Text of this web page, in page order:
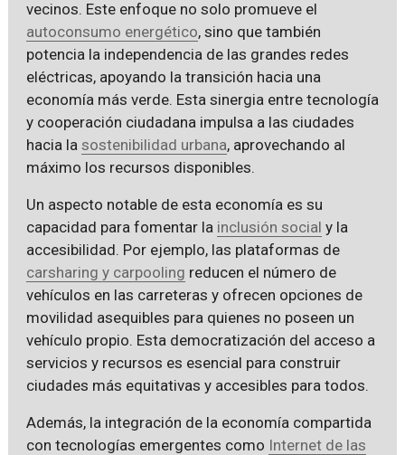
vecinos. Este enfoque no solo promueve el
autoconsumo energético, sino que también
potencia la independencia de las grandes redes
eléctricas, apoyando la transición hacia una
economía más verde. Esta sinergia entre tecnología
y cooperación ciudadana impulsa a las ciudades
hacia la sostenibilidad urbana, aprovechando al
máximo los recursos disponibles.
Un aspecto notable de esta economía es su
capacidad para fomentar la inclusión social y la
accesibilidad. Por ejemplo, las plataformas de
carsharing y carpooling reducen el número de
vehículos en las carreteras y ofrecen opciones de
movilidad asequibles para quienes no poseen un
vehículo propio. Esta democratización del acceso a
servicios y recursos es esencial para construir
ciudades más equitativas y accesibles para todos.
Además, la integración de la economía compartida
con tecnologías emergentes como Internet de las